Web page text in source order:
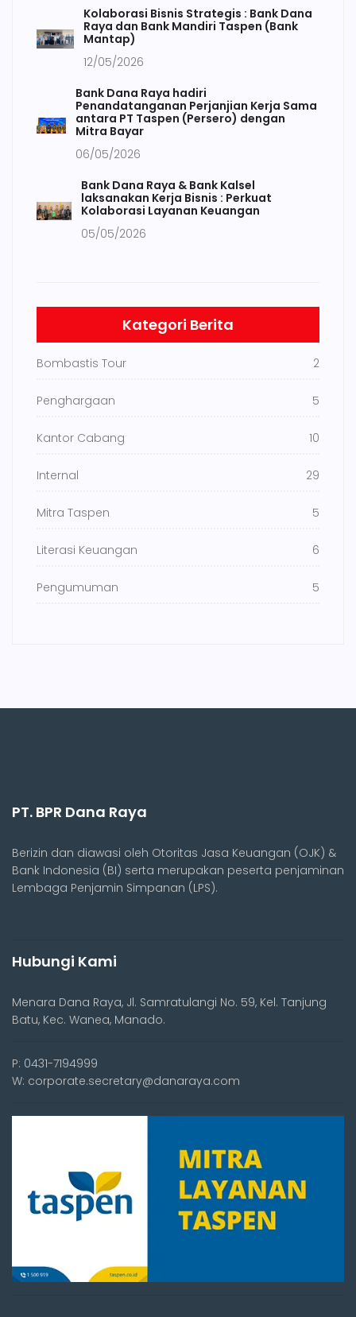
Kolaborasi Bisnis Strategis : Bank Dana
Raya dan Bank Mandiri Taspen (Bank
Mantap)
12/05/2026
Bank Dana Raya hadiri
Penandatanganan Perjanjian Kerja Sama
antara PT Taspen (Persero) dengan
Mitra Bayar
06/05/2026
Bank Dana Raya & Bank Kalsel
laksanakan Kerja Bisnis : Perkuat
Kolaborasi Layanan Keuangan
05/05/2026
Kategori Berita
Bombastis Tour 2
Penghargaan 5
Kantor Cabang 10
Internal 29
Mitra Taspen 5
Literasi Keuangan 6
Pengumuman 5
PT. BPR Dana Raya
Berizin dan diawasi oleh Otoritas Jasa Keuangan (OJK) &
Bank Indonesia (BI) serta merupakan peserta penjaminan
Lembaga Penjamin Simpanan (LPS).
Hubungi Kami
Menara Dana Raya, Jl. Samratulangi No. 59, Kel. Tanjung
Batu, Kec. Wanea, Manado.
P: 0431-7194999
W: corporate.secretary@danaraya.com